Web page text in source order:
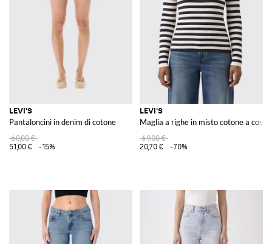
Con un catalogo in continuo aggiornamento, GIGLIO.COM si conferma
destinazione privilegiata per chi desidera immergersi nel mondo di Levi's,
scoprendo articoli che fondono storia, qualità e stile contemporaneo.
Scoprite le collezioni
Levi's uomo Levi's donnae per i più piccoliLevi's
su GIGLIO.COM e arricchite il vostro guardaroba con articoli
che hanno fatto la storia della moda denim.
LEVI'S
Pantaloncini in denim di cotone
60,00 €
51,00 €
-15%
LEVI'S
Maglia a righe in misto cotone a coste
69,00 €
20,70 €
-70%